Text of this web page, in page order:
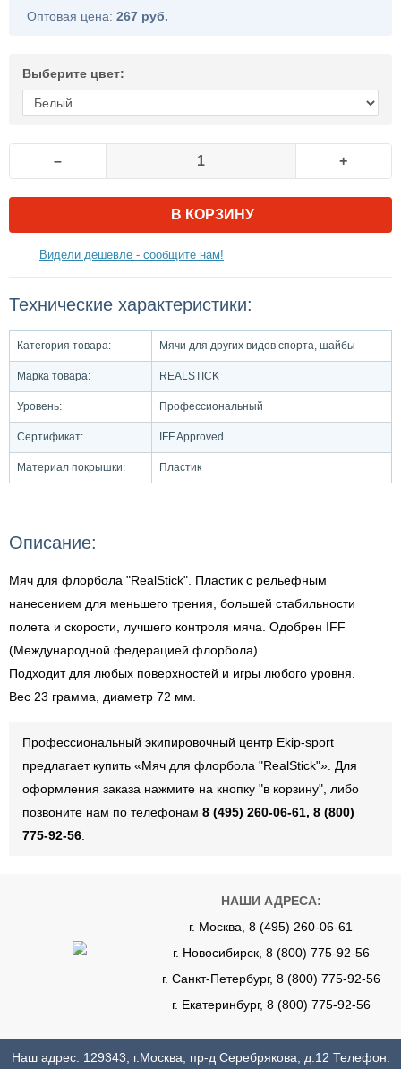
Оптовая цена: 267 руб.
Выберите цвет:
– +
В КОРЗИНУ
Видели дешевле - сообщите нам!
Технические характеристики:
Категория товара: Мячи для других видов спорта, шайбы
Марка товара: REALSTICK
Уровень: Профессиональный
Сертификат: IFF Approved
Материал покрышки: Пластик
Описание:
Мяч для флорбола "RealStick". Пластик с рельефным
нанесением для меньшего трения, большей стабильности
полета и скорости, лучшего контроля мяча. Одобрен IFF
(Международной федерацией флорбола).
Подходит для любых поверхностей и игры любого уровня.
Вес 23 грамма, диаметр 72 мм.
Профессиональный экипировочный центр Ekip-sport
предлагает купить «Мяч для флорбола "RealStick"». Для
оформления заказа нажмите на кнопку "в корзину", либо
позвоните нам по телефонам 8 (495) 260-06-61, 8 (800)
775-92-56
НАШИ АДРЕСА:
г. Москва, 8 (495) 260-06-61
г. Новосибирск, 8 (800) 775-92-56
г. Санкт-Петербург, 8 (800) 775-92-56
г. Екатеринбург, 8 (800) 775-92-56
Наш адрес: 129343, г.Москва, пр-д Серебрякова, д.12 Телефон: